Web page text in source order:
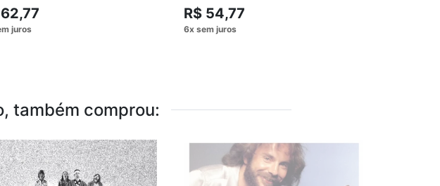
R$ 54,77
também comprou: